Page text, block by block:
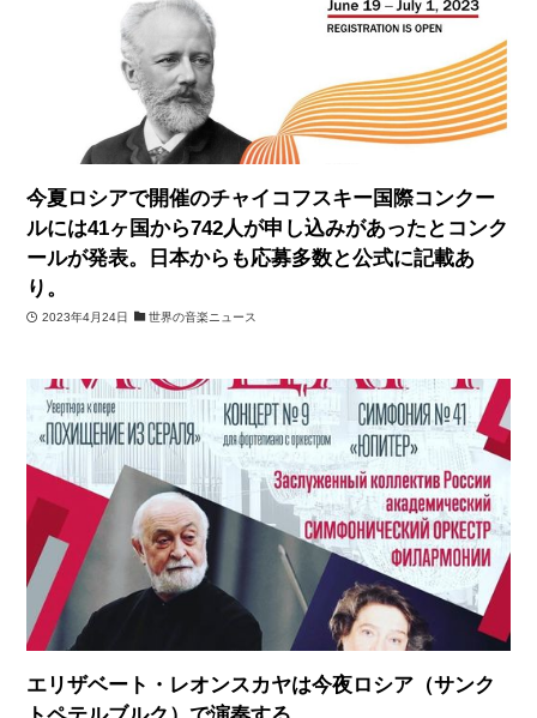
今夏ロシアで開催のチャイコフスキー国際コンクー
ルには41ヶ国から742人が申し込みがあったとコンク
ールが発表。日本からも応募多数と公式に記載あ
り。
2023年4月24日 世界の音楽ニュース
エリザベート・レオンスカヤは今夜ロシア（サンク